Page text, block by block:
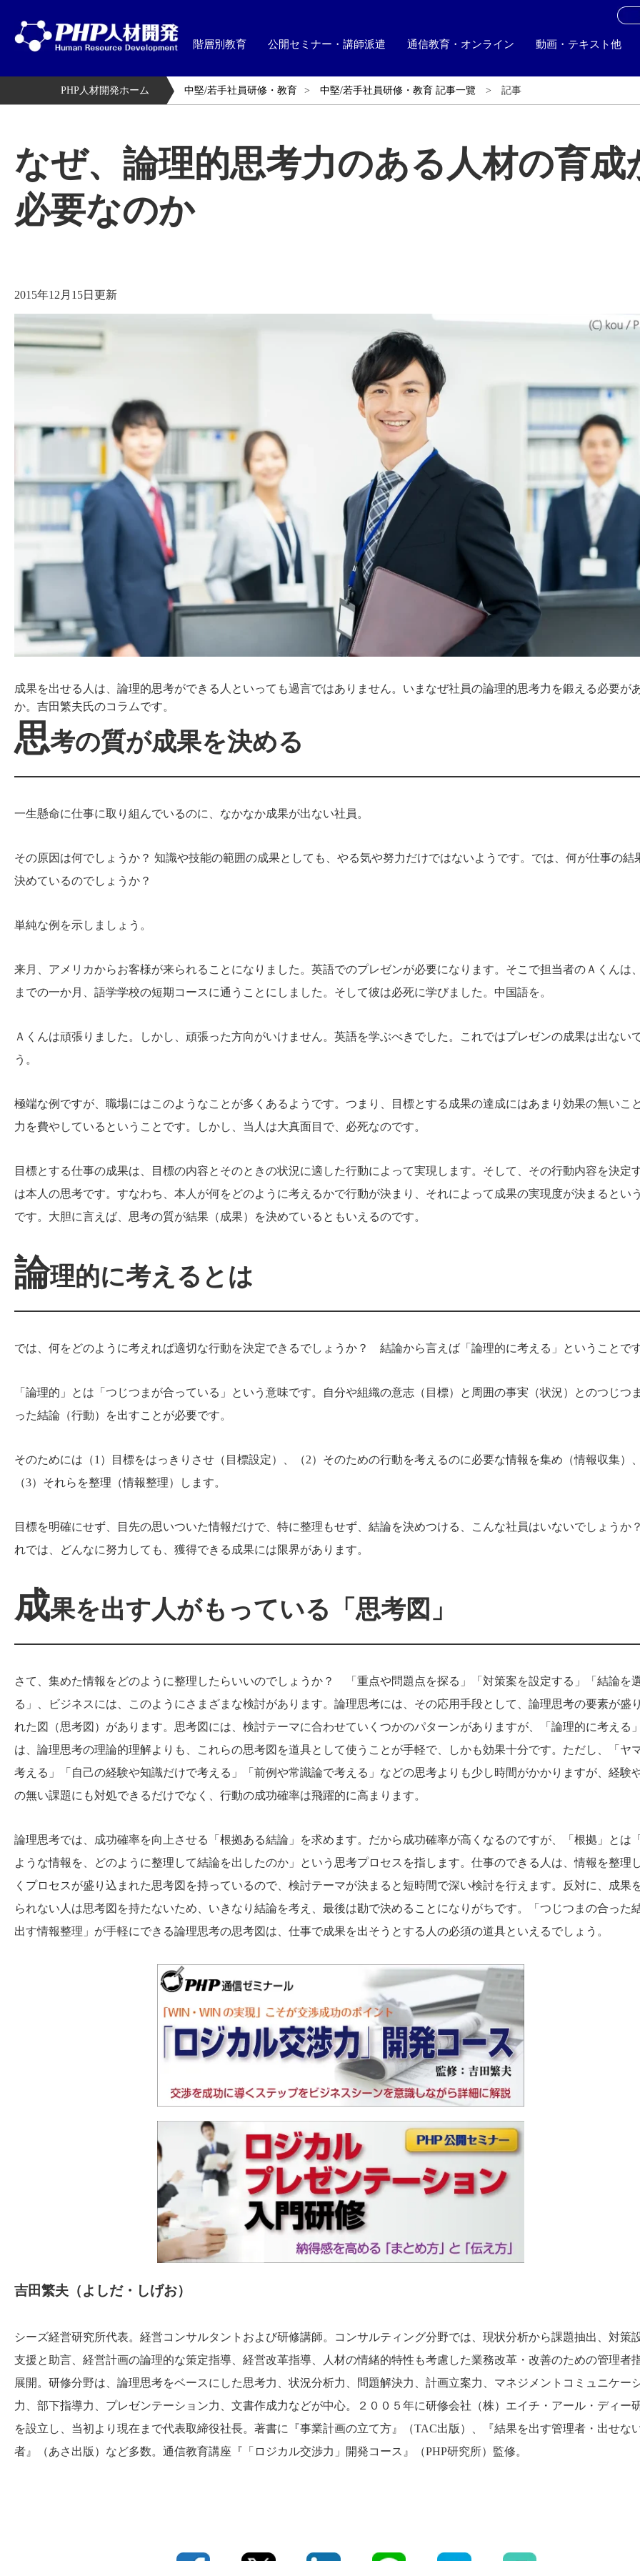
階層別教育 公開セミナー・講師派遣 通信教育・オンライン 動画・テキスト他
PHP人材開発ホーム 中堅/若手社員研修・教育 中堅/若手社員研修・教育 記事一覽 記事
なぜ、論理的思考力のある人材の育成
必要なのか
2015年12月15日更新
成果を出せる人は、論理的思考ができる人といっても過言ではありません。いまなぜ社員の論理的思考力を鍛える必要が
か。吉田繁夫氏のコラムです。
思考の質が成果を決める
一生懸命に仕事に取り組んでいるのに、なかなか成果が出ない社員。
その原因は何でしょうか？ 知識や技能の範囲の成果としても、やる気や努力だけではないようです。では、何が仕事の結
決めているのでしょうか？
単純な例を示しましょう。
来月、アメリカからお客様が来られることになりました。英語でのプレゼンが必要になります。そこで担当者のＡくんは
までの一か月、語学学校の短期コースに通うことにしました。そして彼は必死に学びました。中国語を。
Ａくんは頑張りました。しかし、頑張った方向がいけません。英語を学ぶべきでした。これではプレゼンの成果は出ない
う。
極端な例ですが、職場にはこのようなことが多くあるようです。つまり、目標とする成果の達成にはあまり効果の無いこ
力を費やしているということです。しかし、当人は大真面目で、必死なのです。
目標とする仕事の成果は、目標の内容とそのときの状況に適した行動によって実現します。そして、その行動内容を決定
は本人の思考です。すなわち、本人が何をどのように考えるかで行動が決まり、それによって成果の実現度が決まるとい
です。大胆に言えば、思考の質が結果（成果）を決めているともいえるのです。
論理的に考えるとは
では、何をどのように考えれば適切な行動を決定できるでしょうか？ 結論から言えば「論理的に考える」ということです
「論理的」とは「つじつまが合っている」という意味です。自分や組織の意志（目標）と周囲の事実（状況）とのつじつ
った結論（行動）を出すことが必要です。
そのためには（1）目標をはっきりさせ（目標設定）、（2）そのための行動を考えるのに必要な情報を集め（情報収集）、
（3）それらを整理（情報整理）します。
目標を明確にせず、目先の思いついた情報だけで、特に整理もせず、結論を決めつける、こんな社員はいないでしょうか
れでは、どんなに努力しても、獲得できる成果には限界があります。
成果を出す人がもっている「思考図」
さて、集めた情報をどのように整理したらいいのでしょうか？ 「重点や問題点を探る」「対策案を設定する」「結論を
る」、ビジネスには、このようにさまざまな検討があります。論理思考には、その応用手段として、論理思考の要素が盛
れた図（思考図）があります。思考図には、検討テーマに合わせていくつかのパターンがありますが、「論理的に考える
は、論理思考の理論的理解よりも、これらの思考図を道具として使うことが手軽で、しかも効果十分です。ただし、「ヤ
考える」「自己の経験や知識だけで考える」「前例や常識論で考える」などの思考よりも少し時間がかかりますが、経験
の無い課題にも対処できるだけでなく、行動の成功確率は飛躍的に高まります。
論理思考では、成功確率を向上させる「根拠ある結論」を求めます。だから成功確率が高くなるのですが、「根拠」とは
ような情報を、どのように整理して結論を出したのか」という思考プロセスを指します。仕事のできる人は、情報を整理
くプロセスが盛り込まれた思考図を持っているので、検討テーマが決まると短時間で深い検討を行えます。反対に、成果
られない人は思考図を持たないため、いきなり結論を考え、最後は勘で決めることになりがちです。「つじつまの合った
出す情報整理」が手軽にできる論理思考の思考図は、仕事で成果を出そうとする人の必須の道具といえるでしょう。
吉田繁夫（よしだ・しげお）
シーズ経営研究所代表。経営コンサルタントおよび研修講師。コンサルティング分野では、現状分析から課題抽出、対策
支援と助言、経営計画の論理的な策定指導、経営改革指導、人材の情緒的特性も考慮した業務改革・改善のための管理者
展開。研修分野は、論理思考をベースにした思考力、状況分析力、問題解決力、計画立案力、マネジメントコミュニケー
力、部下指導力、プレゼンテーション力、文書作成力などが中心。２００５年に研修会社（株）エイチ・アール・ディー
を設立し、当初より現在まで代表取締役社長。著書に『事業計画の立て方』（TAC出版）、『結果を出す管理者・出せな
者』（あさ出版）など多数。通信教育講座『「ロジカル交渉力」開発コース』（PHP研究所）監修。